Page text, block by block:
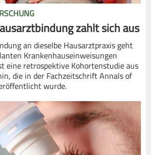
zahlt sich aus
an dieselbe Hausarztpraxis geht
Krankenhauseinweisungen
eine retrospektive Kohortenstudie aus
die in der Fachzeitschrift Annals of
wurde.